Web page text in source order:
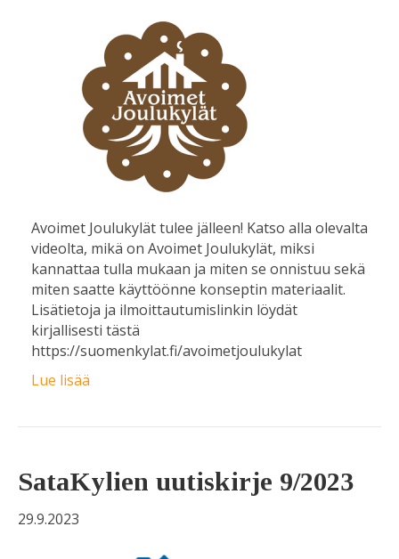
Avoimet Joulukylät tulee jälleen! Katso alla olevalta
videolta, mikä on Avoimet Joulukylät, miksi
kannattaa tulla mukaan ja miten se onnistuu sekä
miten saatte käyttöönne konseptin materiaalit.
Lisätietoja ja ilmoittautumislinkin löydät
kirjallisesti tästä
https://suomenkylat.fi/avoimetjoulukylat
Lue lisää
SataKylien uutiskirje 9/2023
29.9.2023